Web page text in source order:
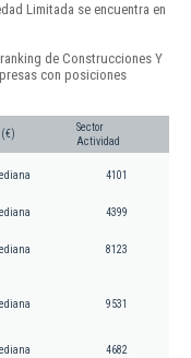
Limitada se encuentra en
de Construcciones Y
con posiciones
Sector
Actividad
4101
4399
8123
9531
4682